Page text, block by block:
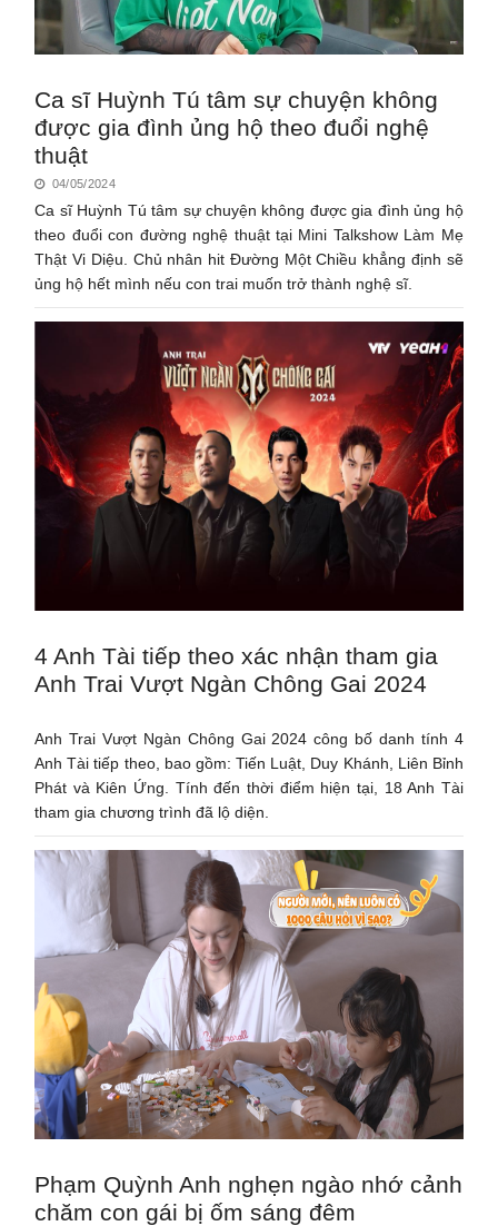
Ca sĩ Huỳnh Tú tâm sự chuyện không
được gia đình ủng hộ theo đuổi nghệ
thuật
04/05/2024
Ca sĩ Huỳnh Tú tâm sự chuyện không được gia đình ủng hộ
theo đuổi con đường nghệ thuật tại Mini Talkshow Làm Mẹ
Thật Vi Diệu. Chủ nhân hit Đường Một Chiều khẳng định sẽ
ủng hộ hết mình nếu con trai muốn trở thành nghệ sĩ.
4 Anh Tài tiếp theo xác nhận tham gia
Anh Trai Vượt Ngàn Chông Gai 2024
Anh Trai Vượt Ngàn Chông Gai 2024 công bố danh tính 4
Anh Tài tiếp theo, bao gồm: Tiến Luật, Duy Khánh, Liên Bỉnh
Phát và Kiên Ứng. Tính đến thời điểm hiện tại, 18 Anh Tài
tham gia chương trình đã lộ diện.
Phạm Quỳnh Anh nghẹn ngào nhớ cảnh
chăm con gái bị ốm sáng đêm